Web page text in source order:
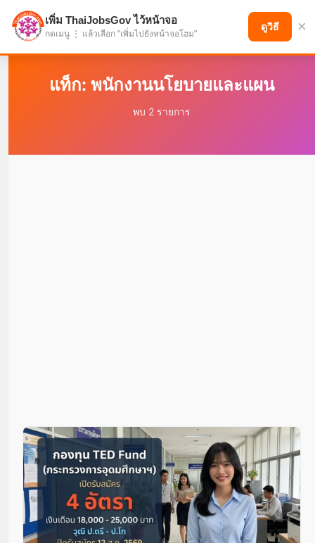
แบ่งปันโอกาส เพื่ออนาคตที่ก้าวหน้า
แท็ก: พนักงานนโยบายและแผน
พบ 2 รายการ
เพิ่ม ThaiJobsGov ไว้หน้าจอ
กดเมนู ⋮ แล้วเลือก "เพิ่มไปยังหน้าจอโฮม"
ดูวิธี ×